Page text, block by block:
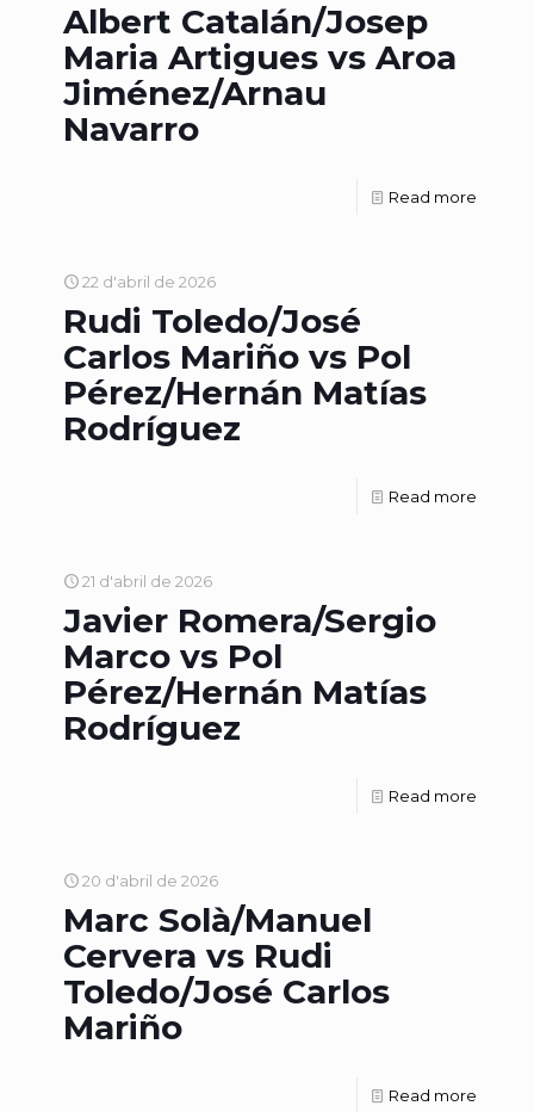
Albert Catalán/Josep
Maria Artigues vs Aroa
Jiménez/Arnau
Navarro
Read more
22 d'abril de 2026
Rudi Toledo/José
Carlos Mariño vs Pol
Pérez/Hernán Matías
Rodríguez
Read more
21 d'abril de 2026
Javier Romera/Sergio
Marco vs Pol
Pérez/Hernán Matías
Rodríguez
Read more
20 d'abril de 2026
Marc Solà/Manuel
Cervera vs Rudi
Toledo/José Carlos
Mariño
Read more